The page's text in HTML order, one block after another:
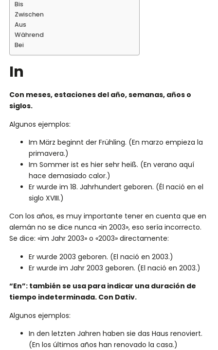
Bis
Zwischen
Aus
Während
Bei
In
Con meses, estaciones del año, semanas, años o
siglos.
Algunos ejemplos:
Im März beginnt der Frühling. (En marzo empieza la
primavera.)
Im Sommer ist es hier sehr heiß. (En verano aquí
hace demasiado calor.)
Er wurde im 18. Jahrhundert geboren. (Él nació en el
siglo XVIII.)
Con los años, es muy importante tener en cuenta que en
alemán no se dice nunca «in 2003», eso sería incorrecto.
Se dice: «im Jahr 2003» o «2003» directamente:
Er wurde 2003 geboren. (El nació en 2003.)
Er wurde im Jahr 2003 geboren. (El nació en 2003.)
“En”: también se usa para indicar una duración de
tiempo indeterminada. Con Dativ.
Algunos ejemplos:
In den letzten Jahren haben sie das Haus renoviert.
(En los últimos años han renovado la casa.)